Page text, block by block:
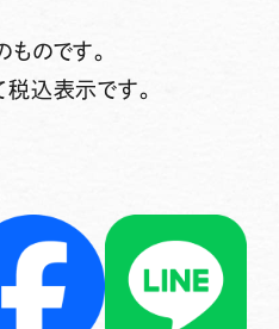
のです。
込表示です。